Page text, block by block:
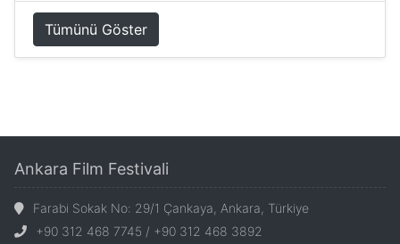
Tümünü Göster
Ankara Film Festivali
Farabi Sokak No: 29/1 Çankaya, Ankara, Türkiye
+90 312 468 7745 / +90 312 468 3892